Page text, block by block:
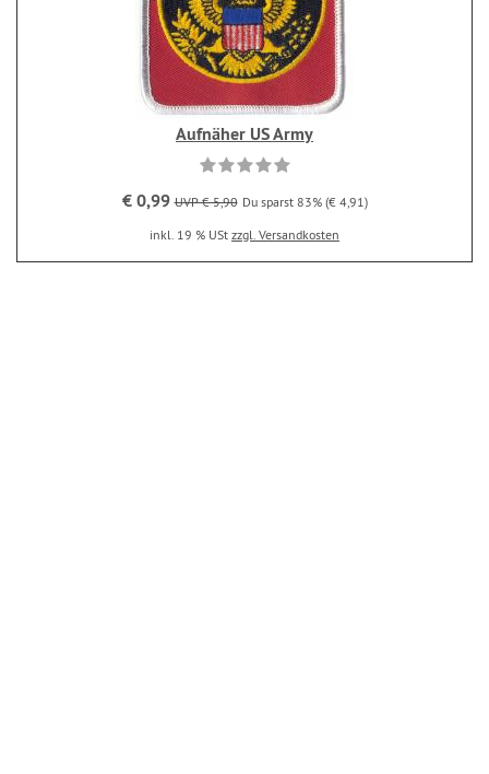
Aufnäher US Army
€ 0,99 UVP € 5,90 Du sparst 83% (€ 4,91)
inkl. 19 % USt zzgl. Versandkosten